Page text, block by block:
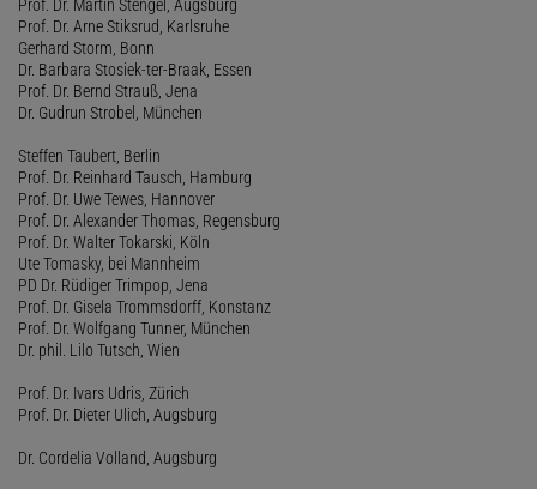
Prof. Dr. Martin Stengel, Augsburg
Prof. Dr. Arne Stiksrud, Karlsruhe
Gerhard Storm, Bonn
Dr. Barbara Stosiek-ter-Braak, Essen
Prof. Dr. Bernd Strauß, Jena
Dr. Gudrun Strobel, München
Steffen Taubert, Berlin
Prof. Dr. Reinhard Tausch, Hamburg
Prof. Dr. Uwe Tewes, Hannover
Prof. Dr. Alexander Thomas, Regensburg
Prof. Dr. Walter Tokarski, Köln
Ute Tomasky, bei Mannheim
PD Dr. Rüdiger Trimpop, Jena
Prof. Dr. Gisela Trommsdorff, Konstanz
Prof. Dr. Wolfgang Tunner, München
Dr. phil. Lilo Tutsch, Wien
Prof. Dr. Ivars Udris, Zürich
Prof. Dr. Dieter Ulich, Augsburg
Dr. Cordelia Volland, Augsburg